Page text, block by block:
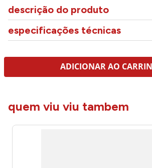
descrição do produto
especificações técnicas
ADICIONAR AO
quem viu viu tambem